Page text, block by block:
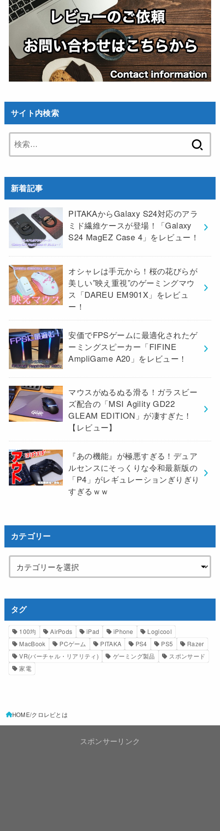
サイト内検索
索:
新着記事
PITAKAからGalaxy S24対応のアラ
ミド繊維ケースが登場！「Galaxy
S24 MagEZ Case 4」をレビュー！
オシャレは手元から！桜の花びらが
美しい”映え重視”のゲーミングマウ
ス「DAREU EM901X」をレビュ
ー！
安価でFPSゲームに最適化されたゲ
ーミングスピーカー「FIFINE
AmpliGame A20」をレビュー！
マウスがぬるぬる滑る！ガラスビー
ズ配合の「MSI Agility GD22
GLEAM EDITION」が凄すぎた！
【レビュー】
『あの機能』が極悪すぎる！デュア
ルセンスにそっくりな令和最新版の
「P4」がレギュレーションぎりぎり
すぎるｗｗ
カテゴリー
タグ
100均 AirPods iPad iPhone
Logicool
MacBook
PCゲーム PITAKA PS4 PS5
Razer
VR(バーチャル・リアリティ)
ゲーミング製品
スポンサード
家電
HOME クロレビとは
スポンサーリンク